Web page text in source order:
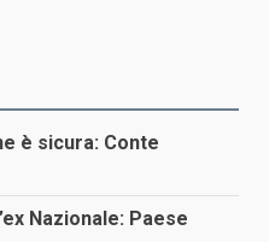
è sicura: Conte
Nazionale: Paese